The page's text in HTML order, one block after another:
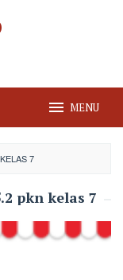
MENU
7
pkn kelas 7